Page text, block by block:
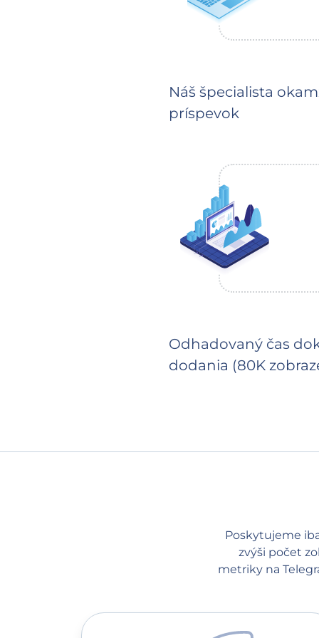
Náš špecialista
príspevok
Odhadovaný čas
dodania (80K
Poskytujeme
zvýši počet
metriky na